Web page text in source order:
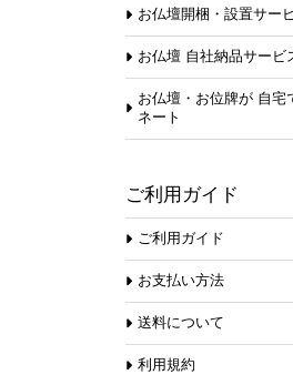
お仏壇開梱・設置サー
お仏壇 自社納品サービ
お仏壇・お位牌が 自宅
ネート
ご利用ガイド
ご利用ガイド
お支払い方法
送料について
利用規約